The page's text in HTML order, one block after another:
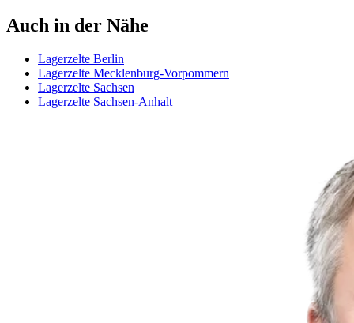
Auch in der Nähe
Lagerzelte Berlin
Lagerzelte Mecklenburg-Vorpommern
Lagerzelte Sachsen
Lagerzelte Sachsen-Anhalt